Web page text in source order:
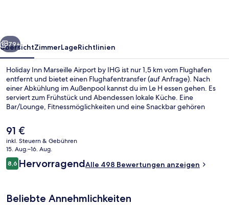
Weiter
79+
ÜbersichtZimmerLageRichtlinien
Holiday Inn Marseille Airport by IHG ist nur 1,5 km vom Flughafen
entfernt und bietet einen Flughafentransfer (auf Anfrage). Nach
einer Abkühlung im Außenpool kannst du im Le H essen gehen. Es
serviert zum Frühstück und Abendessen lokale Küche. Eine
Bar/Lounge, Fitnessmöglichkeiten und eine Snackbar gehören
Personal.
Der
aktuelle
Preis
beträgt
91 €.
91 €
inkl. Steuern & Gebühren
15. Aug.–16. Aug.
Bewertungen
8,68,6 von 10.
HervorragendAlle 498 Bewertungen anzeigen
Beliebte Annehmlichkeiten